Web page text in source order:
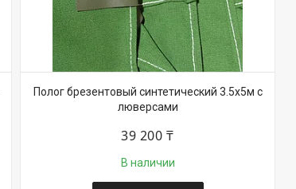
Полог брезентовый синтетический 3.5х5м с
люверсами
39 200 ₸
В наличии